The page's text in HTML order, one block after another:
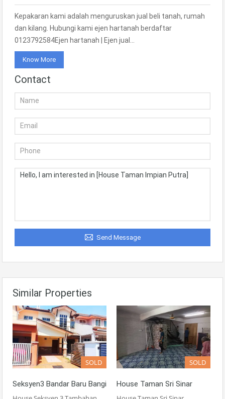
Kepakaran kami adalah menguruskan jual beli tanah, rumah
dan kilang. Hubungi kami ejen hartanah berdaftar
0123792584Ejen hartanah | Ejen jual…
Know More
Contact
Send Message
Similar Properties
SOLD
Seksyen3 Bandar Baru Bangi
SOLD
House Taman Sri Sinar